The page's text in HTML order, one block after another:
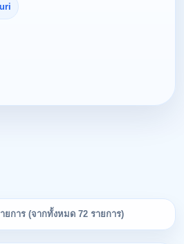
ยการ (จากทั้งหมด 72 รายการ)